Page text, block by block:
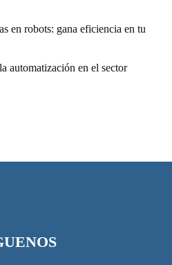
en robots: gana eficiencia en tu
automatización en el sector